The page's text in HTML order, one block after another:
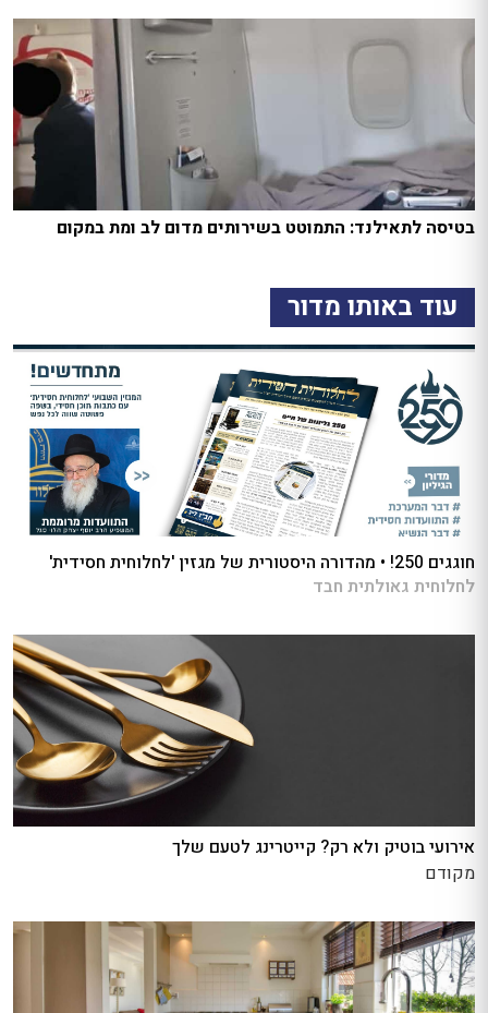
בטיסה לתאילנד: התמוטט בשירותים מדום לב ומת במקום
עוד באותו מדור
חוגגים 250! • מהדורה היסטורית של מגזין 'לחלוחית חסידית'
לחלוחית גאולתית חבד
אירועי בוטיק ולא רק? קייטרינג לטעם שלך
מקודם